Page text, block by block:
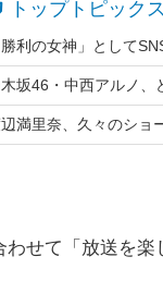
トップトピックス
せて「放送を